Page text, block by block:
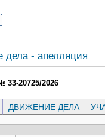
дела - апелляция
20725/2026
ДВИЖЕНИЕ ДЕЛА